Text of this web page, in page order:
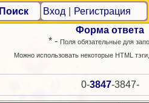
Поиск Вход
Регистрация
Форма ответа
* - Поля обязательные для
Можно использовать некоторые HTML
0-3847-3847-